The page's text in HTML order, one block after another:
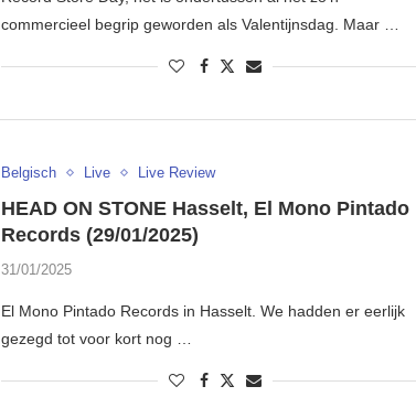
commercieel begrip geworden als Valentijnsdag. Maar …
Belgisch Live Live Review
HEAD ON STONE Hasselt, El Mono Pintado
Records (29/01/2025)
31/01/2025
El Mono Pintado Records in Hasselt. We hadden er eerlijk
gezegd tot voor kort nog …